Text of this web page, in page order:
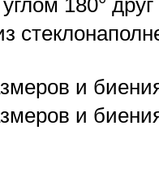
180° друг
и
и